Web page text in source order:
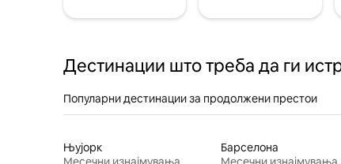
Дестинации што треба да ги
Популарни дестинации за продолжени престои
Њујорк
Барселона